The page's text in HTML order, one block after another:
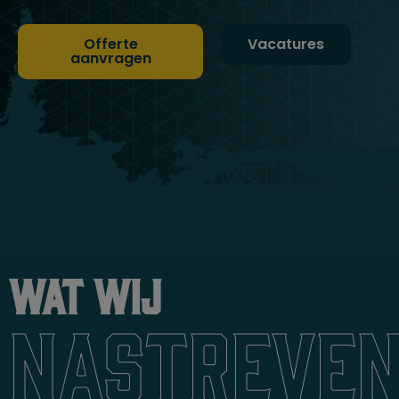
Offerte
aanvragen
Vacatures
Wat wij